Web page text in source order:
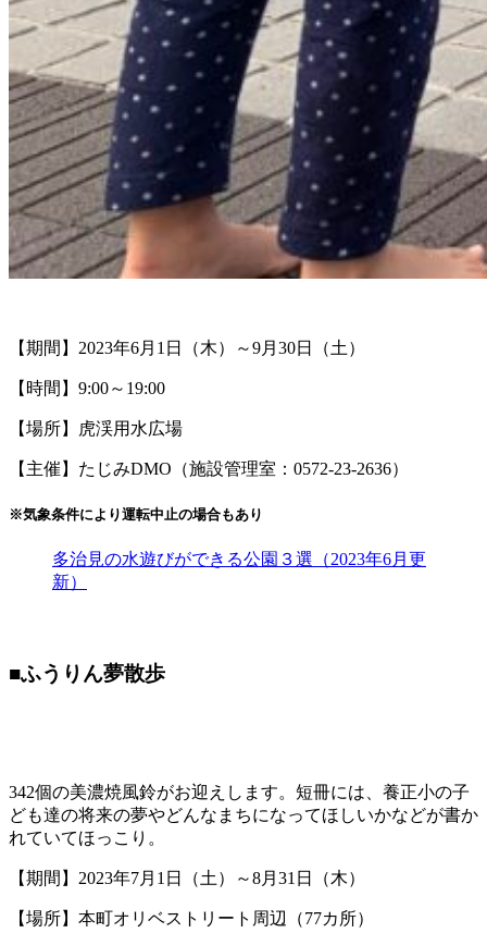
【期間】2023年6月1日（木）～9月30日（土）
【時間】9:00～19:00
【場所】虎渓用水広場
【主催】たじみDMO（施設管理室：0572-23-2636）
※気象条件により運転中止の場合もあり
多治見の水遊びができる公園３選（2023年6月更
新）
■ふうりん夢散歩
342個の美濃焼風鈴がお迎えします。短冊には、養正小の子
ども達の将来の夢やどんなまちになってほしいかなどが書か
れていてほっこり。
【期間】2023年7月1日（土）～8月31日（木）
【場所】本町オリベストリート周辺（77カ所）